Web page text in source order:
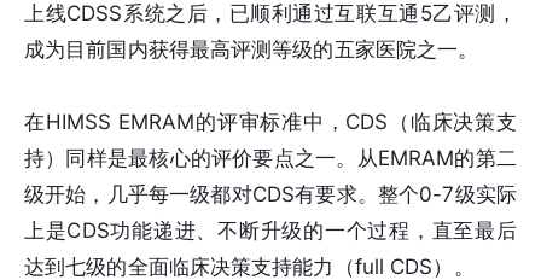
上线CDSS系统之后，已顺利通过互联互通5乙评测，
成为目前国内获得最高评测等级的五家医院之一。
在HIMSS EMRAM的评审标准中，CDS（临床决策支
持）同样是最核心的评价要点之一。从EMRAM的第二
级开始，几乎每一级都对CDS有要求。整个0-7级实际
上是CDS功能递进、不断升级的一个过程，直至最后
达到七级的全面临床决策支持能力（full CDS）。